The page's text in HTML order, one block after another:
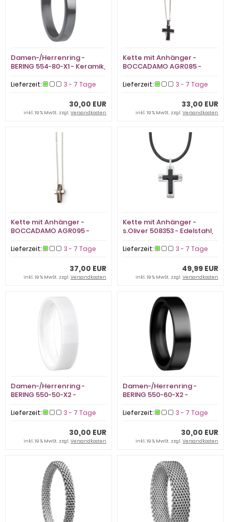
Damen-/Herrenring -
BERING 554-80-X1 - Keramik,
Lieferzeit: 3 - 7 Tage
30,00 EUR
inkl. 19 % MwSt. zzgl.Versandkosten
Kette mit Anhänger -
BOCCADAMO AGR085 -
Lieferzeit: 3 - 7 Tage
33,00 EUR
inkl. 19 % MwSt. zzgl.Versandkosten
Kette mit Anhänger -
BOCCADAMO AGR095 -
Zirkonia
Lieferzeit: 3 - 7 Tage
37,00 EUR
inkl. 19 % MwSt. zzgl.Versandkosten
Kette mit Anhänger -
s.Oliver 508353 - Edelstahl,
Lieferzeit: 3 - 7 Tage
49,99 EUR
inkl. 19 % MwSt. zzgl.Versandkosten
Damen-/Herrenring -
BERING 550-50-X2 -
Lieferzeit: 3 - 7 Tage
30,00 EUR
inkl. 19 % MwSt. zzgl.Versandkosten
Damen-/Herrenring -
BERING 550-60-X2 -
Lieferzeit: 3 - 7 Tage
30,00 EUR
inkl. 19 % MwSt. zzgl.Versandkosten